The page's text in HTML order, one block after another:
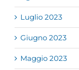
Luglio 2023
Giugno 2023
Maggio 2023